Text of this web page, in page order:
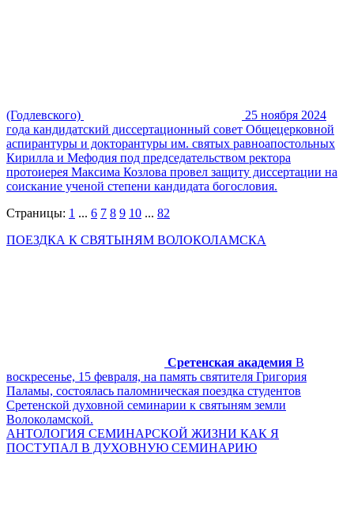
(Годлевского)
25 ноября 2024
года кандидатский диссертационный совет Общецерковной
аспирантуры и докторантуры им. святых равноапостольных
Кирилла и Мефодия под председательством ректора
протоиерея Максима Козлова провел защиту диссертации на
соискание ученой степени кандидата богословия.
Страницы: 1 ... 6 7 8 9 10 ... 82
ПОЕЗДКА К СВЯТЫНЯМ ВОЛОКОЛАМСКА
Сретенская академия В
воскресенье, 15 февраля, на память святителя Григория
Паламы, состоялась паломническая поездка студентов
Сретенской духовной семинарии к святыням земли
Волоколамской.
АНТОЛОГИЯ СЕМИНАРСКОЙ ЖИЗНИ КАК Я
ПОСТУПАЛ В ДУХОВНУЮ СЕМИНАРИЮ